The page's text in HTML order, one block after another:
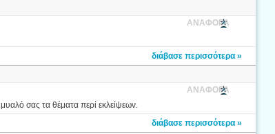
ΑΝΑΦΟΡΑ
διάβασε περισσότερα »
ΑΝΑΦΟΡΑ
σας τα θέματα περί εκλείψεων.
διάβασε περισσότερα »